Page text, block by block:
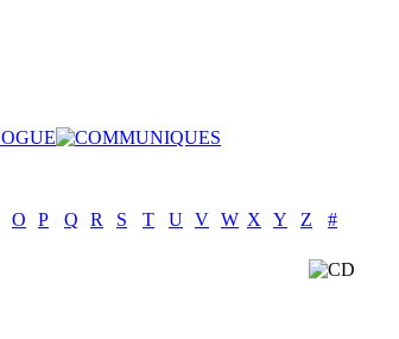
O P Q R S T U V W X Y Z #